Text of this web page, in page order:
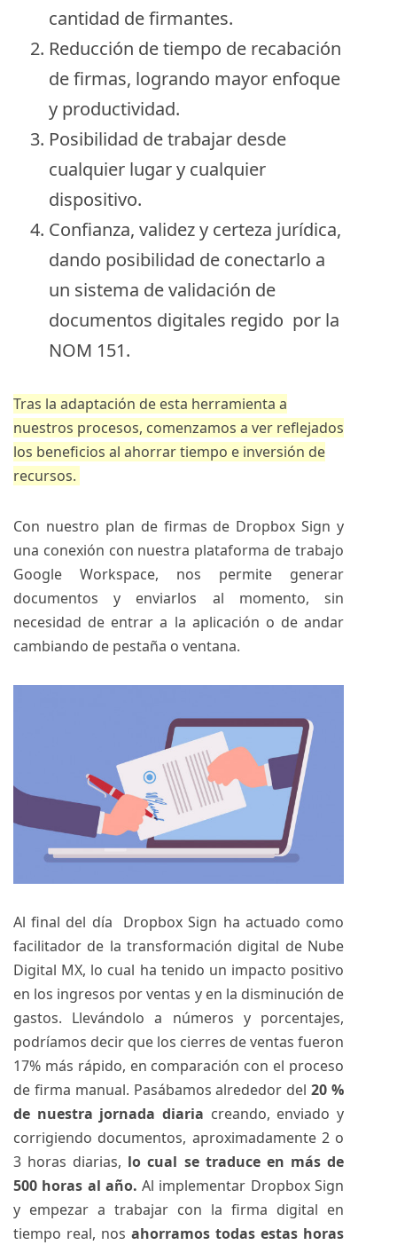
cantidad de firmantes.
Reducción de tiempo de recabación
de firmas, logrando mayor enfoque
y productividad.
Posibilidad de trabajar desde
cualquier lugar y cualquier
dispositivo.
Confianza, validez y certeza jurídica,
dando posibilidad de conectarlo a
un sistema de validación de
documentos digitales regido por la
NOM 151.
Tras la adaptación de esta herramienta a
nuestros procesos, comenzamos a ver reflejados
los beneficios al ahorrar tiempo e inversión de
recursos.
Con nuestro plan de firmas de Dropbox Sign y
una conexión con nuestra plataforma de trabajo
Google Workspace, nos permite generar
documentos y enviarlos al momento, sin
necesidad de entrar a la aplicación o de andar
cambiando de pestaña o ventana.
Al final del día Dropbox Sign ha actuado como
facilitador de la transformación digital de Nube
Digital MX, lo cual ha tenido un impacto positivo
en los ingresos por ventas y en la disminución de
gastos. Llevándolo a números y porcentajes,
podríamos decir que los cierres de ventas fueron
17% más rápido, en comparación con el proceso
de firma manual. Pasábamos alrededor del20 %
de nuestra jornada diaria creando, enviado y
corrigiendo documentos, aproximadamente 2 o
3 horas diarias, lo cual se traduce en más de
500 horas al año. Al implementar Dropbox Sign
y empezar a trabajar con la firma digital en
tiempo real, nos ahorramos todas estas horas